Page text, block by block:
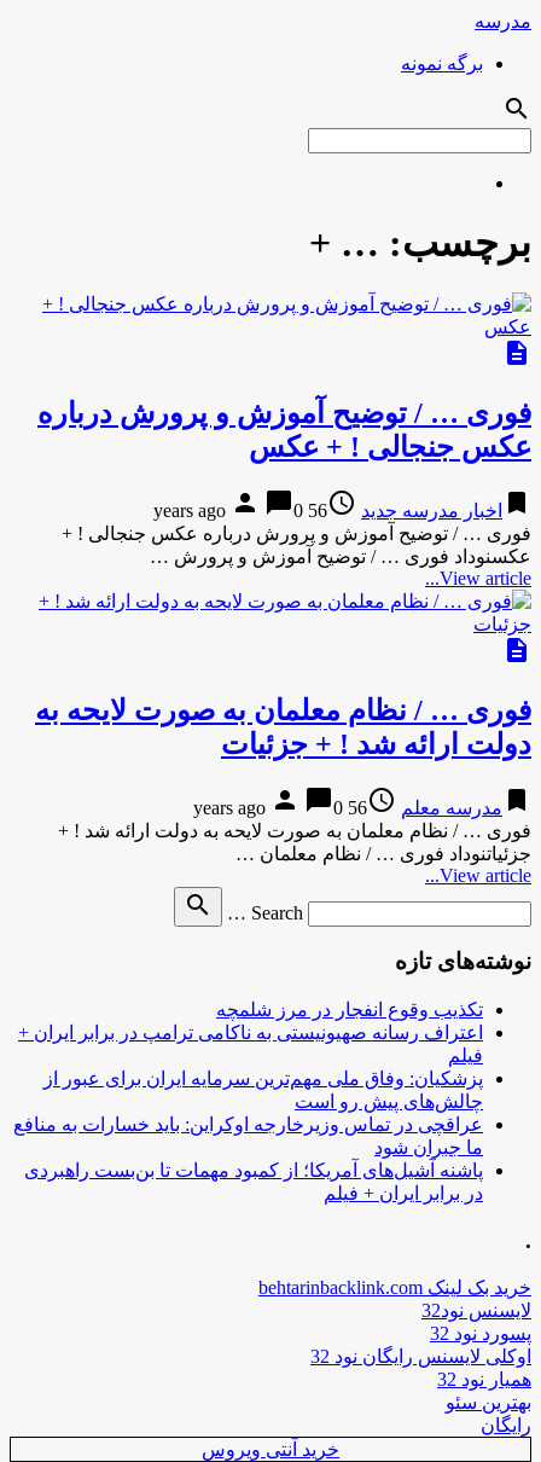
مدرسه
برگه نمونه
search
برچسب: … +
description
فوری … / توضیح آموزش و پرورش درباره
عکس جنجالی ! + عکس
bookmark اخبار مدرسه جدید access_time
56 years ago
person chat_bubble0
فوری … / توضیح آموزش و پرورش درباره عکس جنجالی ! +
عکسنوداد فوری … / توضیح آموزش و پرورش …
View article...
description
فوری … / نظام معلمان به صورت لایحه به
دولت ارائه شد ! + جزئیات
bookmark مدرسه معلم access_time
56 years ago
person chat_bubble0
فوری … / نظام معلمان به صورت لایحه به دولت ارائه شد ! +
جزئیاتنوداد فوری … / نظام معلمان …
View article...
Search …
search
نوشته‌های تازه
تکذیب وقوع انفجار در مرز شلمچه
اعتراف رسانه صهیونیستی به ناکامی ترامپ در برابر ایران +
فیلم
پزشکیان: وفاق ملی مهم‌ترین سرمایه ایران برای عبور از
چالش‌های پیش رو است
عراقچی در تماس وزیرخارجه اوکراین: باید خسارات به منافع
ما جبران شود
پاشنه آشیل‌های آمریکا؛ از کمبود مهمات تا بن‌بست راهبردی
در برابر ایران + فیلم
.
خرید بک لینک behtarinbacklink.com
لایسنس نود32
پسورد نود 32
اوکلی لایسنس رایگان نود 32
همیار نود 32
بهترین سئو
رایگان
خرید آنتی ویروس